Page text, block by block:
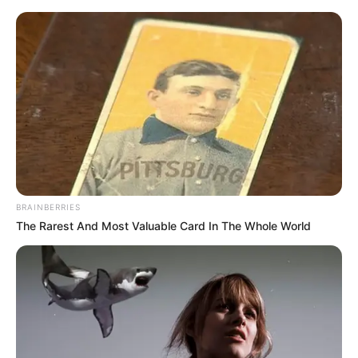
Sondershausen - Schloss
Sondershausen Veranstaltungen Hotels
BRAINBERRIES
The Rarest And Most Valuable Card In The Whole World